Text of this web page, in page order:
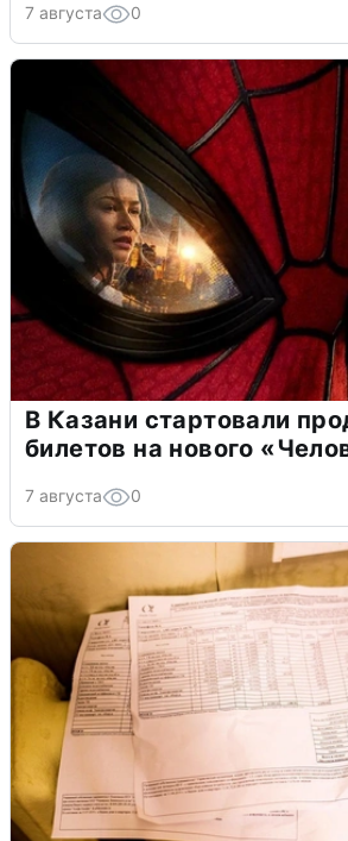
7 августа 0
В Казани стартовали
билетов на нового
7 августа 0